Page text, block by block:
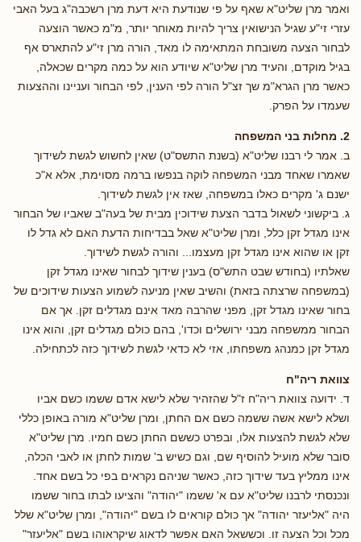
ואמר מרן שליט"א שאף על פי שנודעת היא דעת מרן רשכבה"ג בעל האבי
עזרי זי"ע שגיל הנישואין צריך להיות מאוחר יותר, מ"מ כאשר הוצעה
לבחור הצעה משובחת המתאימה לו מאד, הורה מרן זי"ע להתארס אף
בגיל מוקדם, והעיד מרן שליט"א שיודע הוא על כמה מקרים שכאלה,
כאשר מרן הגרא"מ שך זצ"ל הורה לפי הענין, לפי הבחור ועניינו וההצעות
שעמדו על הפרק.
2. מחלות בני המשפחה
ב. אמר לי רבנו שליט"א (בשנת התשס"ט) שאין לחשוש לגשת לשידוך
שאמרו שאחד מבני המשפחה לוקה בנפשו ברמה מסוימת, אלא א"כ
ישנם ג' מקרים כאלו במשפחה, שאז אין לגשת לשידוך.
ג. ביקשוני לשאול בדבר הצעת שידוכין מבית של בעה"ב שאביו של הבחור
אינו מגדל זקן כלל, ומרן שליט"א שאל בבדיחות הדעת האם לא גדל לו
זקן או שהוא אינו מגדל זקן מעצמו... והורה לגשת לשידוך.
שאלתיו (בחודש שבט התש"ס) בענין שידוך לבחור שאינו מגדל זקן
(במשפחה שרצתה בזאת) והשיב שאין מניעה לשמוע הצעות שידוכים של
בחור שאינו מגדל זקן, מפני שהרבה מאד אינם מגדלים זקן. אך אם
הבחור ממשפחה מבני ירושלים וכדו', בהם כולם מגדלים זקן, והוא אינו
מגדל זקן כמנהג משפחתו, אזי לא כדאי לגשת לשידוך כזה לכתחילה.
צוואת ריה"ח
ד. ידועה צוואת ריה"ח ז"ל שהזהיר שלא לישא אדם ששמו כשם אביו
ושלא לישא אשה ששמה כשם אם החתן, ומרן שליט"א מורה באופן כללי
שלא לגשת להצעות אלו, ובפרט כששם החתן כשם חמיו. מרן שליט"א
סובר שלא מועיל להוסיף שם, וגם כשיש ב' שמות לחתן או לאבי הכלה,
אינו ממליץ בעד שידוך כזה, כאשר שניהם נקראים בפי כל בשם אחד.
ונכנסתי לרבנו שליט"א עם א' ששמו "יהודה" והציעו לבתו בחור ששמו
היה "אליעזר יהודה" אך כולם קוראים לו בשם "יהודה", ומרן שליט"א שלל
מכל וכל הצעה זו. וכששאל האם אפשר לדאוג שיקראוהו בשם "אליעזר"